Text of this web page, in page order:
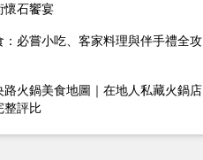
懷石饗宴
：必嘗小吃、客家料理與伴手禮全攻
路火鍋美食地圖｜在地人私藏火鍋店
整評比